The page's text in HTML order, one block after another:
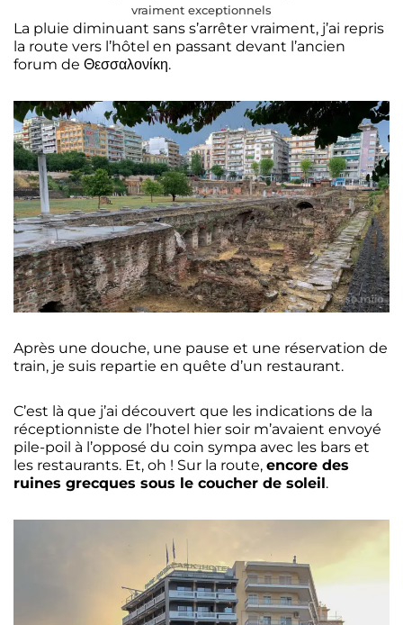
vraiment exceptionnels
La pluie diminuant sans s’arrêter vraiment, j’ai repris
la route vers l’hôtel en passant devant l’ancien
forum de Θεσσαλονίκη.
Après une douche, une pause et une réservation de
train, je suis repartie en quête d’un restaurant.
C’est là que j’ai découvert que les indications de la
réceptionniste de l’hotel hier soir m’avaient envoyé
pile-poil à l’opposé du coin sympa avec les bars et
les restaurants. Et, oh ! Sur la route, encore des
ruines grecques sous le coucher de soleil.